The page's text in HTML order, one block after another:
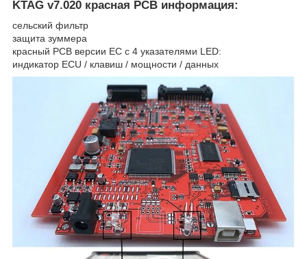
KTAG v7.020 красная PCB информация:
сельский фильтр
защита зуммера
красный PCB версии ЕС с 4 указателями LED:
индикатор ECU / клавиш / мощности / данных